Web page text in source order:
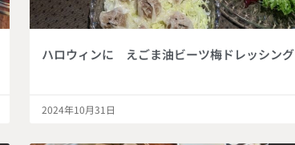
ハロウィンに えごま油ビーツ梅ドレッシング
2024年10月31日